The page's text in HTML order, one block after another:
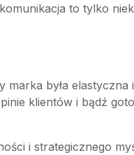
to tylko
była
klientów i bądź
i strategicznego